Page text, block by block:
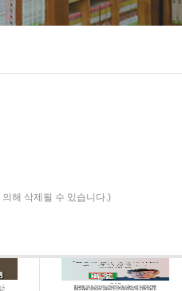
해 삭제될 수 있습니다.)